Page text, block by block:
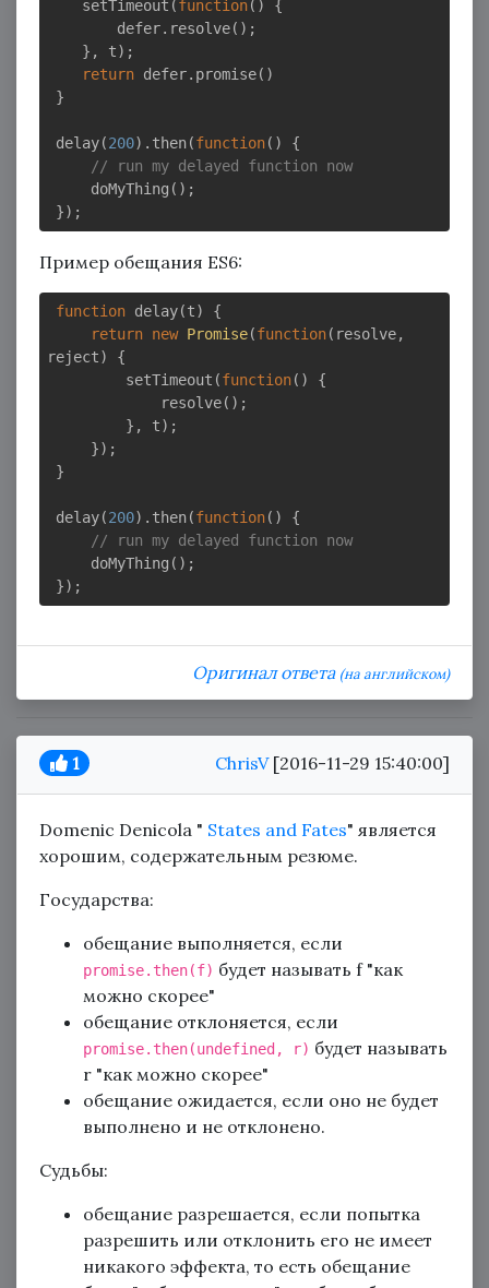
    setTimeout(
function( ) {
return defer.promise()
delay(200).then(function( ) {
// run my delayed function now
Пример обещания ES6:
function delay(t) {
return new Promise(function( resolve,
reject) {
         setTimeout(
function( ) {
delay(200).then(function( ) {
// run my delayed function now
Оригинал ответа (на английском)
1 ChrisV[2016-11-29 15:40:00]
Domenic Denicola " States and Fates" является
хорошим, содержательным резюме.
Государства:
обещание выполняется, если
promise.then(f) будет называть f "как
можно скорее"
обещание отклоняется, если
promise.then(undefined, r) будет называть
r "как можно скорее"
обещание ожидается, если оно не будет
выполнено и не отклонено.
Судьбы:
обещание разрешается, если попытка
разрешить или отклонить его не имеет
никакого эффекта, то есть обещание